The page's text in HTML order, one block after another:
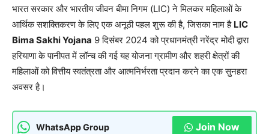
भारत सरकार और भारतीय जीवन बीमा निगम (LIC) ने मिलकर महिलाओं के
आर्थिक सशक्तिकरण के लिए एक अनूठी पहल शुरू की है, जिसका नाम है LIC
Bima Sakhi Yojana 9 दिसंबर 2024 को प्रधानमंत्री नरेंद्र मोदी द्वारा
हरियाणा के पानीपत में लॉन्च की गई यह योजना ग्रामीण और शहरी क्षेत्रों की
महिलाओं को वित्तीय स्वतंत्रता और आत्मनिर्भरता प्रदान करने का एक सुनहरा
अवसर है।
WhatsApp Group Join Now